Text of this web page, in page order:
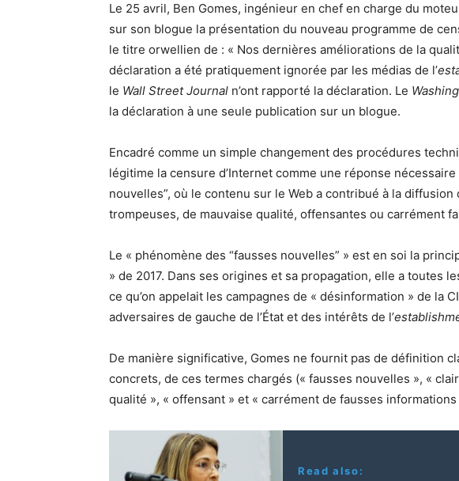
Le 25 avril, Ben Gomes, ingénieur en chef en charge du
sur son blogue la présentation du nouveau programme de
le titre orwellien de : « Nos dernières améliorations de la
déclaration a été pratiquement ignorée par les médias de l’
le Wall Street Journal n’ont rapporté la déclaration. Le
la déclaration à une seule publication sur un blogue.
Encadré comme un simple changement des procédures
légitime la censure d’Internet comme une réponse
nouvelles”, où le contenu sur le Web a contribué à la diffusion
trompeuses, de mauvaise qualité, offensantes ou carrément
Le « phénomène des “fausses nouvelles” » est en soi la
» de 2017. Dans ses origines et sa propagation, elle a toutes
ce qu’on appelait les campagnes de « désinformation » de la
adversaires de gauche de l’État et des intérêts de l’
De manière significative, Gomes ne fournit pas de définition
concrets, de ces termes chargés (« fausses nouvelles », «
qualité », « offensant » et « carrément de fausses informations
Read also: